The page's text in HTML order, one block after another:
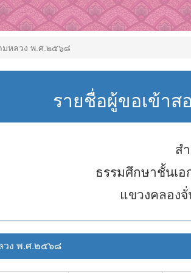
มหลวง พ.ศ.๒๕๖๘
รายชื่อผู้ขอเข้า
ส
ธรรมศึกษาชั้นเ
แขวงคลอง
วง พ.ศ.๒๕๖๘